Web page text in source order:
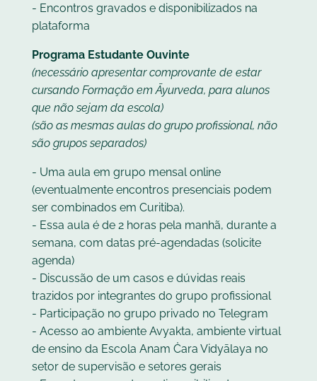
- Encontros gravados e disponibilizados na
plataforma
Programa Estudante Ouvinte
(necessário apresentar comprovante de estar
cursando Formação em Āyurveda, para alunos
que não sejam da escola)
(são as mesmas aulas do grupo profissional, não
são grupos separados)
- Uma aula em grupo mensal online
(eventualmente encontros presenciais podem
ser combinados em Curitiba).
- Essa aula é de 2 horas pela manhã, durante a
semana, com datas pré-agendadas (solicite
agenda)
- Discussão de um casos e dúvidas reais
trazidos por integrantes do grupo profissional
- Participação no grupo privado no Telegram
- Acesso ao ambiente Avyakta, ambiente virtual
de ensino da Escola Anam Ċara Vidyālaya no
setor de supervisão e setores gerais